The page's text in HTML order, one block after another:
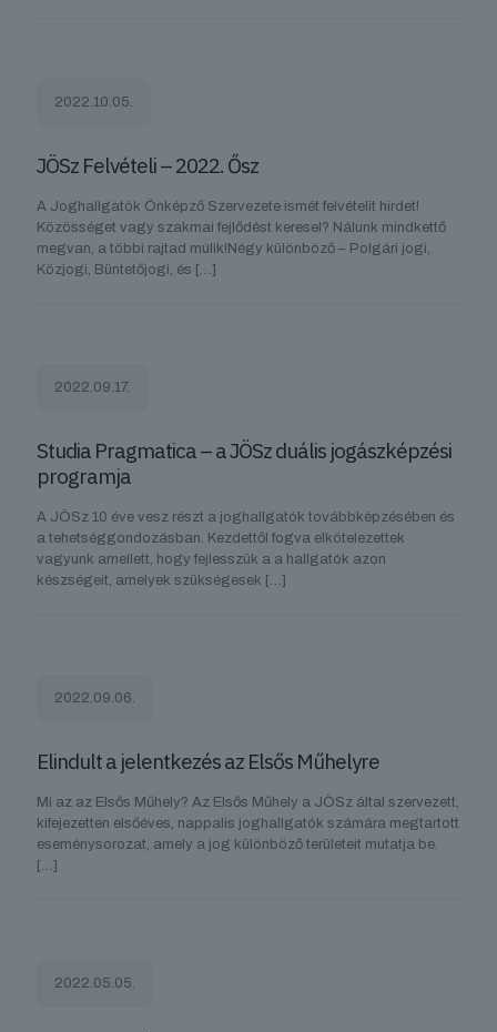
2022.10.05.
JÖSz Felvételi – 2022. Ősz
A Joghallgatók Önképző Szervezete ismét felvételit hirdet!
Közösséget vagy szakmai fejlődést keresel? Nálunk mindkettő
megvan, a többi rajtad múlik!Négy különböző – Polgári jogi,
Közjogi, Büntetőjogi, és […]
2022.09.17.
Studia Pragmatica – a JÖSz duális jogászképzési
programja
A JÖSz 10 éve vesz részt a joghallgatók továbbképzésében és
a tehetséggondozásban. Kezdettől fogva elkötelezettek
vagyunk amellett, hogy fejlesszük a a hallgatók azon
készségeit, amelyek szükségesek […]
2022.09.06.
Elindult a jelentkezés az Elsős Műhelyre
Mi az az Elsős Műhely? Az Elsős Műhely a JÖSz által szervezett,
kifejezetten elsőéves, nappalis joghallgatók számára megtartott
eseménysorozat, amely a jog különböző területeit mutatja be.
[…]
2022.05.05.